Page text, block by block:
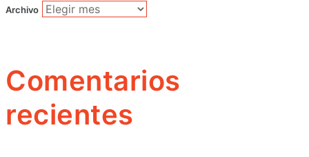
Archivo
Comentarios
recientes